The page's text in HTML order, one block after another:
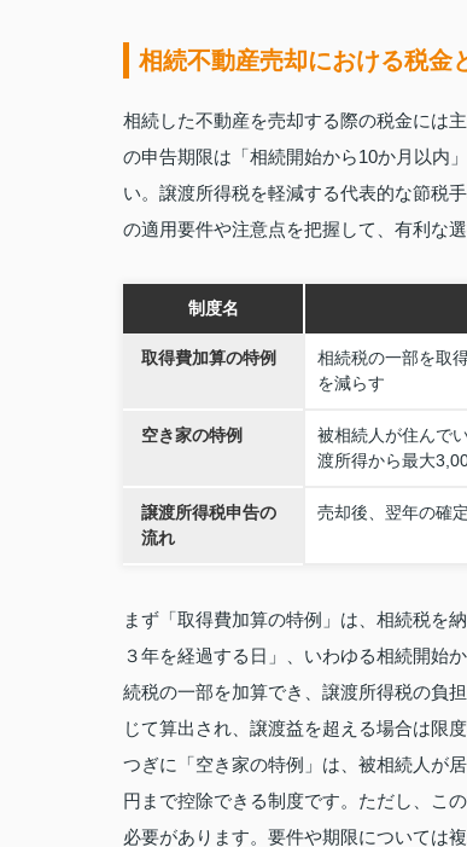
相続不動産売却における税金
相続した不動産を売却する際の税金には
の申告期限は「相続開始から10か月以内
い。譲渡所得税を軽減する代表的な節税
の適用要件や注意点を把握して、有利な選
制度名
取得費加算の特例
相続税の一部を取
を減らす
空き家の特例
被相続人が住んで
渡所得から最大
譲渡所得税申告の
流れ
売却後、翌年の確
まず「取得費加算の特例」は、相続税を
３年を経過する日」、いわゆる相続開始
続税の一部を加算でき、譲渡所得税の負
じて算出され、譲渡益を超える場合は限
つぎに「空き家の特例」は、被相続人が
円まで控除できる制度です。ただし、こ
必要があります。要件や期限については